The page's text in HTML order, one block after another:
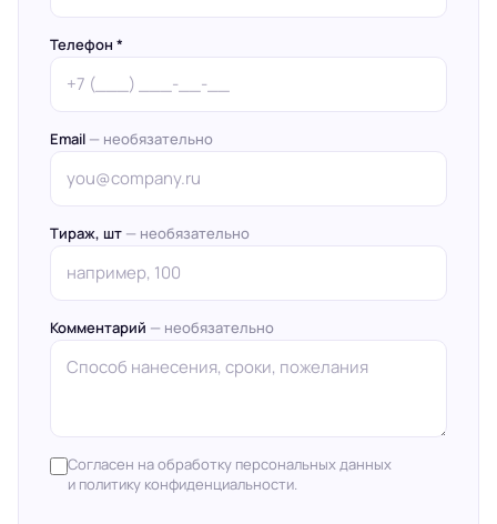
Телефон *
Email — необязательно
Тираж, шт — необязательно
Комментарий — необязательно
Согласен на обработку персональных данных
и политику конфиденциальности.